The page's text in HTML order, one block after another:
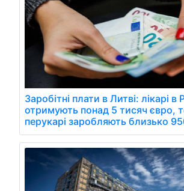
Заробітні плати в Литві: лікарі в
отримують понад 5 тисяч євро,
перукарі заробляють близько